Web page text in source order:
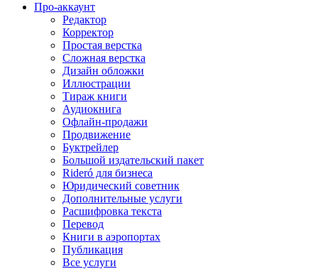
Про-аккаунт
Редактор
Корректор
Простая верстка
Сложная верстка
Дизайн обложки
Иллюстрации
Тираж книги
Аудиокнига
Офлайн-продажи
Продвижение
Буктрейлер
Большой издательский пакет
Rideró для бизнеса
Юридический советник
Дополнительные услуги
Расшифровка текста
Перевод
Книги в аэропортах
Публикация
Все услуги